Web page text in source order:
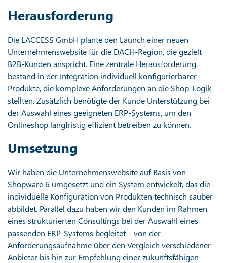
Herausforderung
Die LACCESS GmbH plante den Launch einer neuen
Unternehmenswebsite für die DACH-Region, die gezielt
B2B-Kunden anspricht. Eine zentrale Herausforderung
bestand in der Integration individuell konfigurierbarer
Produkte, die komplexe Anforderungen an die Shop-Logik
stellten. Zusätzlich benötigte der Kunde Unterstützung bei
der Auswahl eines geeigneten ERP-Systems, um den
Onlineshop langfristig effizient betreiben zu können.
Umsetzung
Wir haben die Unternehmenswebsite auf Basis von
Shopware 6 umgesetzt und ein System entwickelt, das die
individuelle Konfiguration von Produkten technisch sauber
abbildet. Parallel dazu haben wir den Kunden im Rahmen
eines strukturierten Consultings bei der Auswahl eines
passenden ERP-Systems begleitet – von der
Anforderungsaufnahme über den Vergleich verschiedener
Anbieter bis hin zur Empfehlung einer zukunftsfähigen